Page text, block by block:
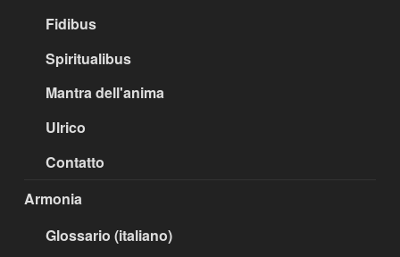
Fidibus
Spiritualibus
Mantra dell'anima
Ulrico
Contatto
Armonia
Glossario (italiano)